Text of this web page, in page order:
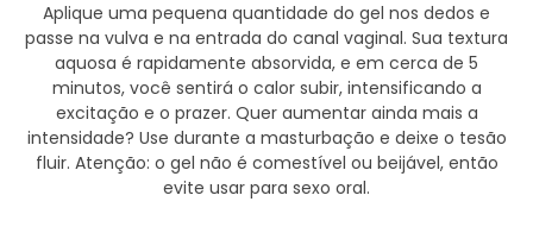
Aplique uma pequena quantidade do gel nos dedos e
passe na vulva e na entrada do canal vaginal. Sua textura
aquosa é rapidamente absorvida, e em cerca de 5
minutos, você sentirá o calor subir, intensificando a
excitação e o prazer. Quer aumentar ainda mais a
intensidade? Use durante a masturbação e deixe o tesão
fluir. Atenção: o gel não é comestível ou beijável, então
evite usar para sexo oral.